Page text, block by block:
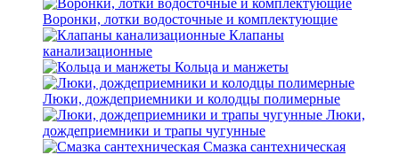
Воронки, лотки водосточные и комплектующие
Клапаны
канализационные
Кольца и манжеты
Люки, дождеприемники и колодцы полимерные
Люки,
дождеприемники и трапы чугунные
Смазка сантехническая